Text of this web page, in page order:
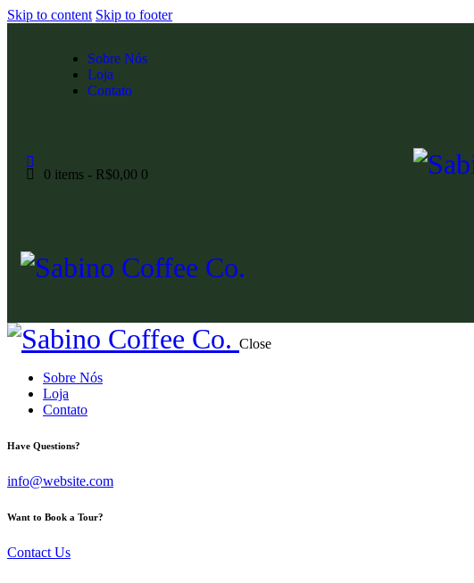
Skip to content Skip to footer
Sobre Nós
Loja
Contato
0 items - R$0,00 0
Close
Sobre Nós
Loja
Contato
Have Questions?
info@website.com
Want to Book a Tour?
Contact Us